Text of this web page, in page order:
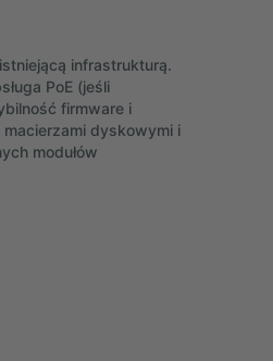
infrastrukturą.
PoE (jeśli
firmware i
dyskowymi i
modułów